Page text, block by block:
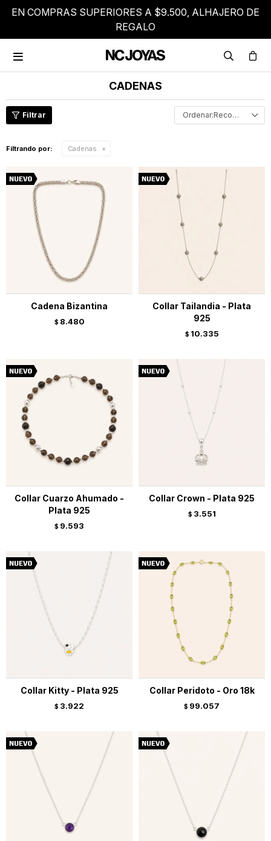
RETIRO EN PICK UP GRATIS

CADENAS
Recomendados
Filtrando por: Cadenas
Cadena Bizantina
$ 8.480
Collar Tailandia - Plata
925
$ 10.335
Collar Cuarzo Ahumado -
Plata 925
$ 9.593
Collar Crown - Plata 925
$ 3.551
Collar Kitty - Plata 925
$ 3.922
Collar Peridoto - Oro 18k
$ 99.057